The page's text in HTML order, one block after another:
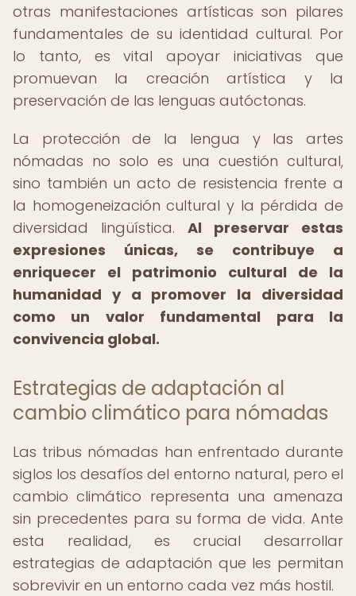
otras manifestaciones artísticas son pilares
fundamentales de su identidad cultural. Por
lo tanto, es vital apoyar iniciativas que
promuevan la creación artística y la
preservación de las lenguas autóctonas.
La protección de la lengua y las artes
nómadas no solo es una cuestión cultural,
sino también un acto de resistencia frente a
la homogeneización cultural y la pérdida de
diversidad lingüística. Al preservar estas
expresiones únicas, se contribuye a
enriquecer el patrimonio cultural de la
humanidad y a promover la diversidad
como un valor fundamental para la
convivencia global.
Estrategias de adaptación al
cambio climático para nómadas
Las tribus nómadas han enfrentado durante
siglos los desafíos del entorno natural, pero el
cambio climático representa una amenaza
sin precedentes para su forma de vida. Ante
esta realidad, es crucial desarrollar
estrategias de adaptación que les permitan
sobrevivir en un entorno cada vez más hostil.